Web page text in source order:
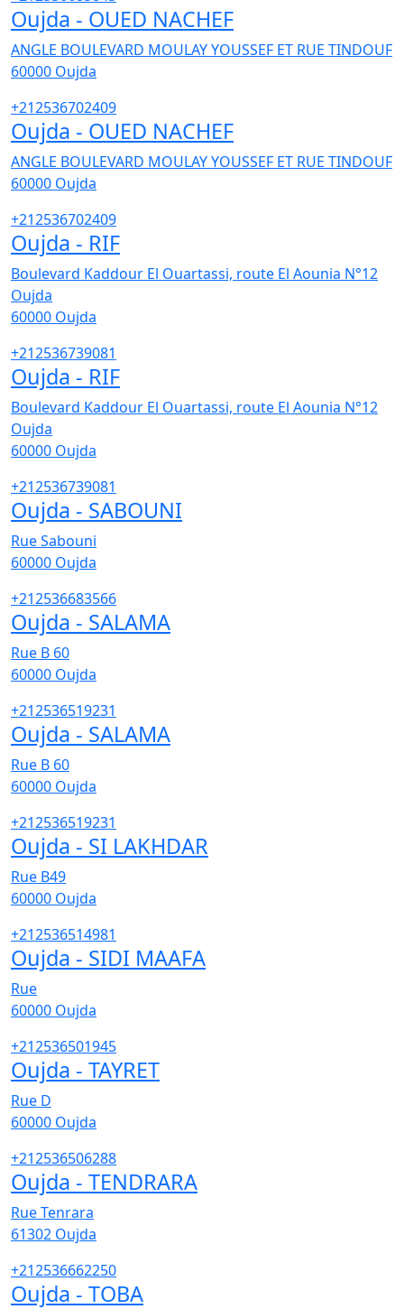
Oujda - OUED NACHEF
ANGLE BOULEVARD MOULAY YOUSSEF ET RUE TINDOUF
60000 Oujda
+212536702409
Oujda - OUED NACHEF
ANGLE BOULEVARD MOULAY YOUSSEF ET RUE TINDOUF
60000 Oujda
+212536702409
Oujda - RIF
Boulevard Kaddour El Ouartassi, route El Aounia N°12
Oujda
60000 Oujda
+212536739081
Oujda - RIF
Boulevard Kaddour El Ouartassi, route El Aounia N°12
Oujda
60000 Oujda
+212536739081
Oujda - SABOUNI
Rue Sabouni
60000 Oujda
+212536683566
Oujda - SALAMA
Rue B 60
60000 Oujda
+212536519231
Oujda - SALAMA
Rue B 60
60000 Oujda
+212536519231
Oujda - SI LAKHDAR
Rue B49
60000 Oujda
+212536514981
Oujda - SIDI MAAFA
Rue
60000 Oujda
+212536501945
Oujda - TAYRET
Rue D
60000 Oujda
+212536506288
Oujda - TENDRARA
Rue Tenrara
61302 Oujda
+212536662250
Oujda - TOBA